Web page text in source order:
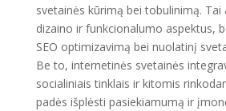
svetainės kūrimą bei tobulinimą. Tai
dizaino ir funkcionalumo aspektus,
SEO optimizavimą bei nuolatinį
Be to, internetinės svetainės
socialiniais tinklais ir kitomis
padės išplėsti pasiekiamumą ir